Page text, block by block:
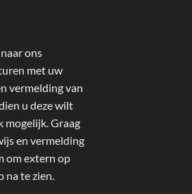
ons
met uw
vermelding van
u deze wilt
mogelijk. Graag
en vermelding
om extern op
na te zien.